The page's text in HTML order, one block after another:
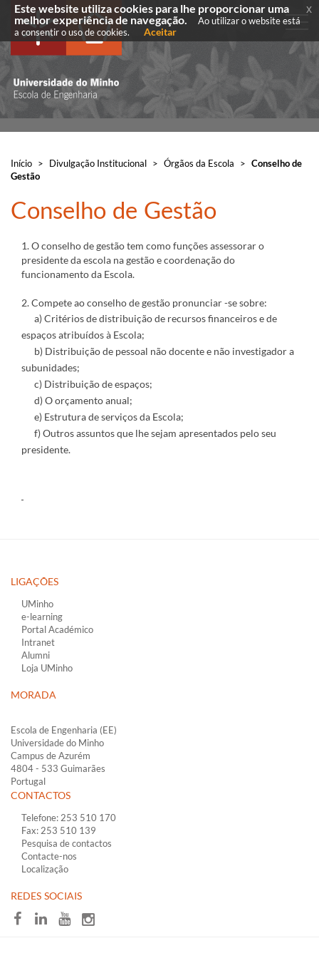
Início > Divulgação Institucional > Órgãos da Escola > Conselho de
Gestão
​Conselho de Gestão
​1. O conselho de gestão tem como funções assessorar o
presidente da escola na gestão e coordenação do
funcionamento da Escola.
2. Compete ao conselho de gestão pronunciar -se sobre:
​ a) Critérios de distribuição de recursos financeiros e de
espaços atribuídos à Escola;
b) Distribuição de pessoal não docente e não investigador a
subunidades;
c) Distribuição de espaços;
d) O orçamento anual;
e) Estrutura de serviços da Escola;
f) Outros assuntos que lhe sejam apresentados pelo seu
presidente.
LIGAÇÕES​
UMinho
e-learning
Portal Académico
Intranet
Alumni
Loja UMinho
MORADA
Escola de Engenharia (EE)
Universidade do Minho
Campus de Azurém​​
4804 - 533 Guimarães
Portugal
CONTACTOS
Telefone: 253 510 170
Fax: 253 510 139
Pesquisa de contactos
Contacte-nos
Localização
​REDES SOCIAI​S
Este website utiliza cookies para lhe proporcionar uma
melhor experiência de navegação.
Ao utilizar o website está
a consentir o uso de cookies.
Aceitar
x